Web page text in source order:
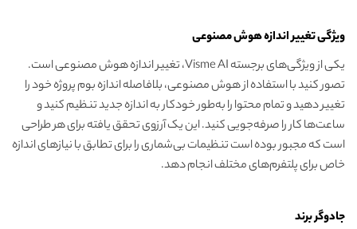
ویژگی تغییر اندازه هوش مصنوعی
یکی از ویژگی‌های برجسته Visme AI، تغییر اندازه هوش مصنوعی است.
تصور کنید با استفاده از هوش مصنوعی، بلافاصله اندازه بوم پروژه خود را
تغییر دهید و تمام محتوا را به‌طور خودکار به اندازه جدید تنظیم کنید و
ساعت‌ها کار را صرفه‌جویی کنید. این یک آرزوی تحقق یافته برای هر طراحی
است که مجبور بوده است تنظیمات بی‌شماری را برای تطابق با نیازهای اندازه
خاص برای پلتفرم‌های مختلف انجام دهد.
جادوگر برند